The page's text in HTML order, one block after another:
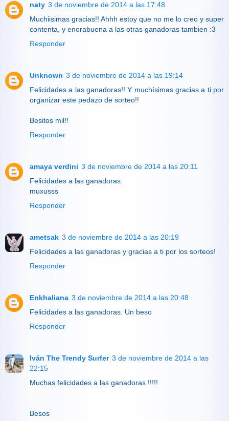
naty 3 de noviembre de 2014 a las 17:48
Muchiisimas gracias!! Ahhh estoy que no me lo creo y super
contenta, y enorabuena a las otras ganadoras tambien :3
Responder
Unknown 3 de noviembre de 2014 a las 19:14
Felicidades a las ganadoras!! Y muchísimas gracias a ti por
organizar este pedazo de sorteo!!
Besitos mil!!
Responder
amaya verdini 3 de noviembre de 2014 a las 20:11
Felicidades a las ganadoras.
muxusss
Responder
ametsak 3 de noviembre de 2014 a las 20:19
Felicidades a las ganadoras y gracias a ti por los sorteos!
Responder
Enkhaliana 3 de noviembre de 2014 a las 20:48
Felicidades a las ganadoras. Un beso
Responder
Iván The Trendy Surfer 3 de noviembre de 2014 a las
22:15
Muchas felicidades a las ganadoras !!!!!
Besos